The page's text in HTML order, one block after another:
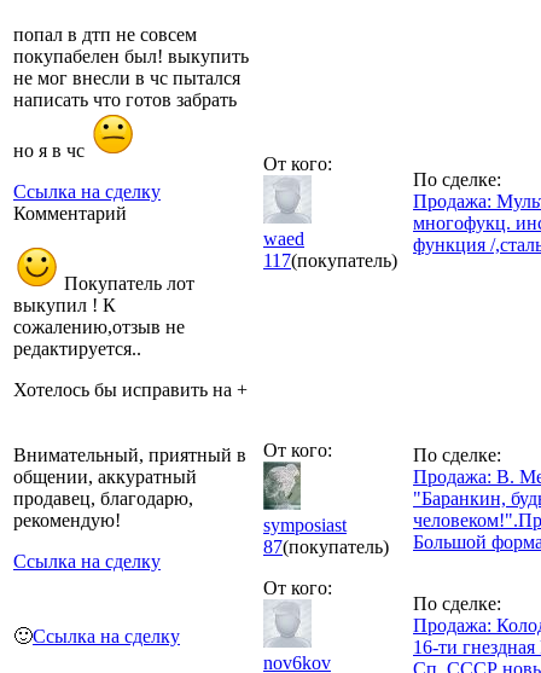
попал в дтп не совсем
покупабелен был! выкупить
не мог внесли в чс пытался
написать что готов забрать
но я в чс
Ссылка на сделку
Комментарий
Покупатель лот
выкупил ! К
сожалению,отзыв не
редактируется..
Хотелось бы исправить на +
От кого:
waed
117(покупатель)
По сделке:
Продажа:
многофукц.
функция /
Внимательный, приятный в
общении, аккуратный
продавец, благодарю,
рекомендую!
Ссылка на сделку
От кого:
symposiast
87(покупатель)
По сделке:
Продажа: В.
"Баранкин,
Большой
🙂Ссылка на сделку
От кого:
nov6kov
По сделке:
Продажа:
16-ти
Сп. СССР